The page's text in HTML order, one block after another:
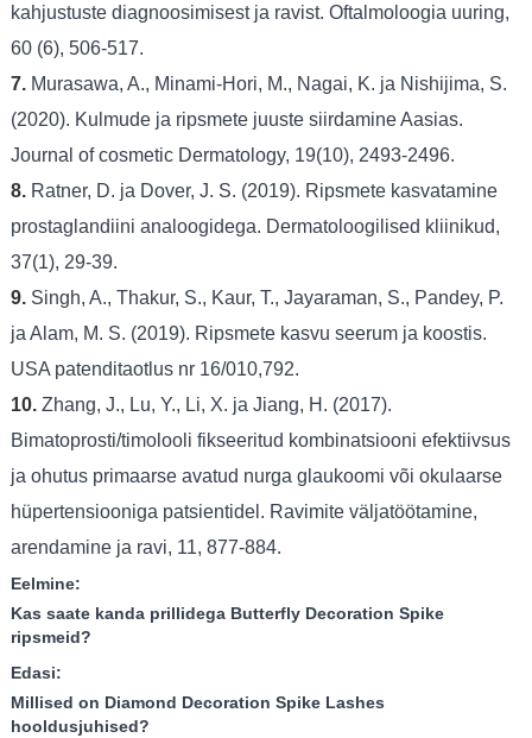
kahjustuste diagnoosimisest ja ravist. Oftalmoloogia uuring,
60 (6), 506-517.
7. Murasawa, A., Minami-Hori, M., Nagai, K. ja Nishijima, S.
(2020). Kulmude ja ripsmete juuste siirdamine Aasias.
Journal of cosmetic Dermatology, 19(10), 2493-2496.
8. Ratner, D. ja Dover, J. S. (2019). Ripsmete kasvatamine
prostaglandiini analoogidega. Dermatoloogilised kliinikud,
37(1), 29-39.
9. Singh, A., Thakur, S., Kaur, T., Jayaraman, S., Pandey, P.
ja Alam, M. S. (2019). Ripsmete kasvu seerum ja koostis.
USA patenditaotlus nr 16/010,792.
10. Zhang, J., Lu, Y., Li, X. ja Jiang, H. (2017).
Bimatoprosti/timolooli fikseeritud kombinatsiooni efektiivsus
ja ohutus primaarse avatud nurga glaukoomi või okulaarse
hüpertensiooniga patsientidel. Ravimite väljatöötamine,
arendamine ja ravi, 11, 877-884.
Eelmine:
Kas saate kanda prillidega Butterfly Decoration Spike
ripsmeid?
Edasi:
Millised on Diamond Decoration Spike Lashes
hooldusjuhised?